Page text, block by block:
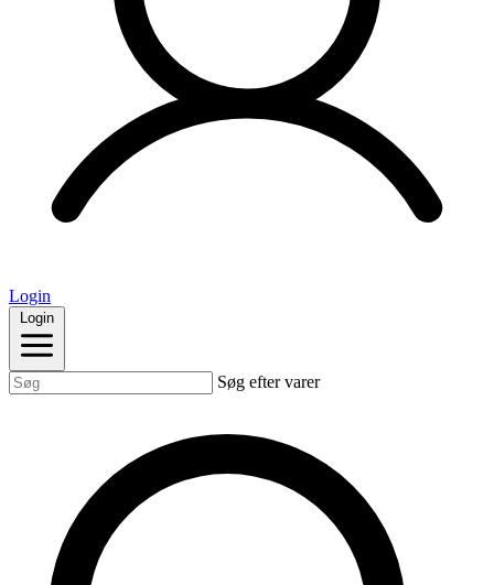
Login
Login
Søg efter varer